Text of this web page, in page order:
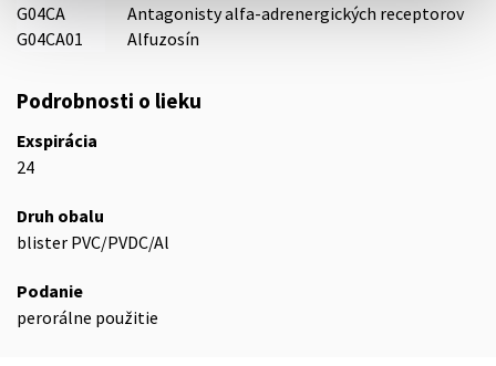
G04CA
Antagonisty alfa-adrenergických receptorov
G04CA01
Alfuzosín
Podrobnosti o lieku
Exspirácia
24
Druh obalu
blister PVC/PVDC/Al
Podanie
perorálne použitie